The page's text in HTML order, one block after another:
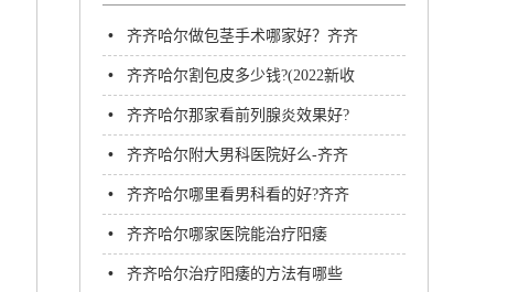
• 齐齐哈尔做包茎手术哪家好？齐齐
哈尔包茎手术医院
• 齐齐哈尔割包皮多少钱?(2022新收
费标准)
• 齐齐哈尔那家看前列腺炎效果好?
• 齐齐哈尔附大男科医院好么-齐齐
哈尔附大男科医院
• 齐齐哈尔哪里看男科看的好?齐齐
哈尔附大男科医院
• 齐齐哈尔哪家医院能治疗阳痿
• 齐齐哈尔治疗阳痿的方法有哪些